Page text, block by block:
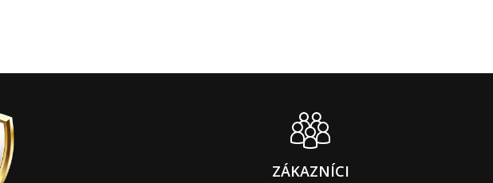
ZÁKAZNÍCI